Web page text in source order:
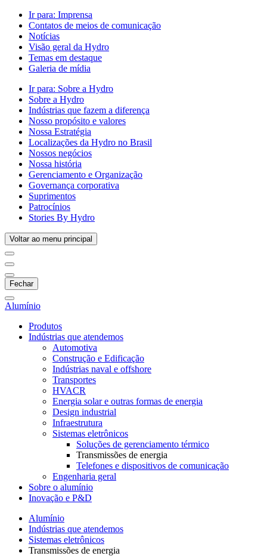
Ir para: Imprensa
Contatos de meios de comunicação
Notícias
Visão geral da Hydro
Temas em destaque
Galeria de mídia
Ir para: Sobre a Hydro
Sobre a Hydro
Indústrias que fazem a diferença
Nosso propósito e valores
Nossa Estratégia
Localizações da Hydro no Brasil
Nossos negócios
Nossa história
Gerenciamento e Organização
Governança corporativa
Suprimentos
Patrocínios
Stories By Hydro
Voltar ao menu principal
Fechar
Alumínio
Produtos
Indústrias que atendemos
Automotiva
Construção e Edificação
Indústrias naval e offshore
Transportes
HVACR
Energia solar e outras formas de energia
Design industrial
Infraestrutura
Sistemas eletrônicos
Soluções de gerenciamento térmico
Transmissões de energia
Telefones e dispositivos de comunicação
Engenharia geral
Sobre o alumínio
Inovação e P&D
Alumínio
Indústrias que atendemos
Sistemas eletrônicos
Transmissões de energia